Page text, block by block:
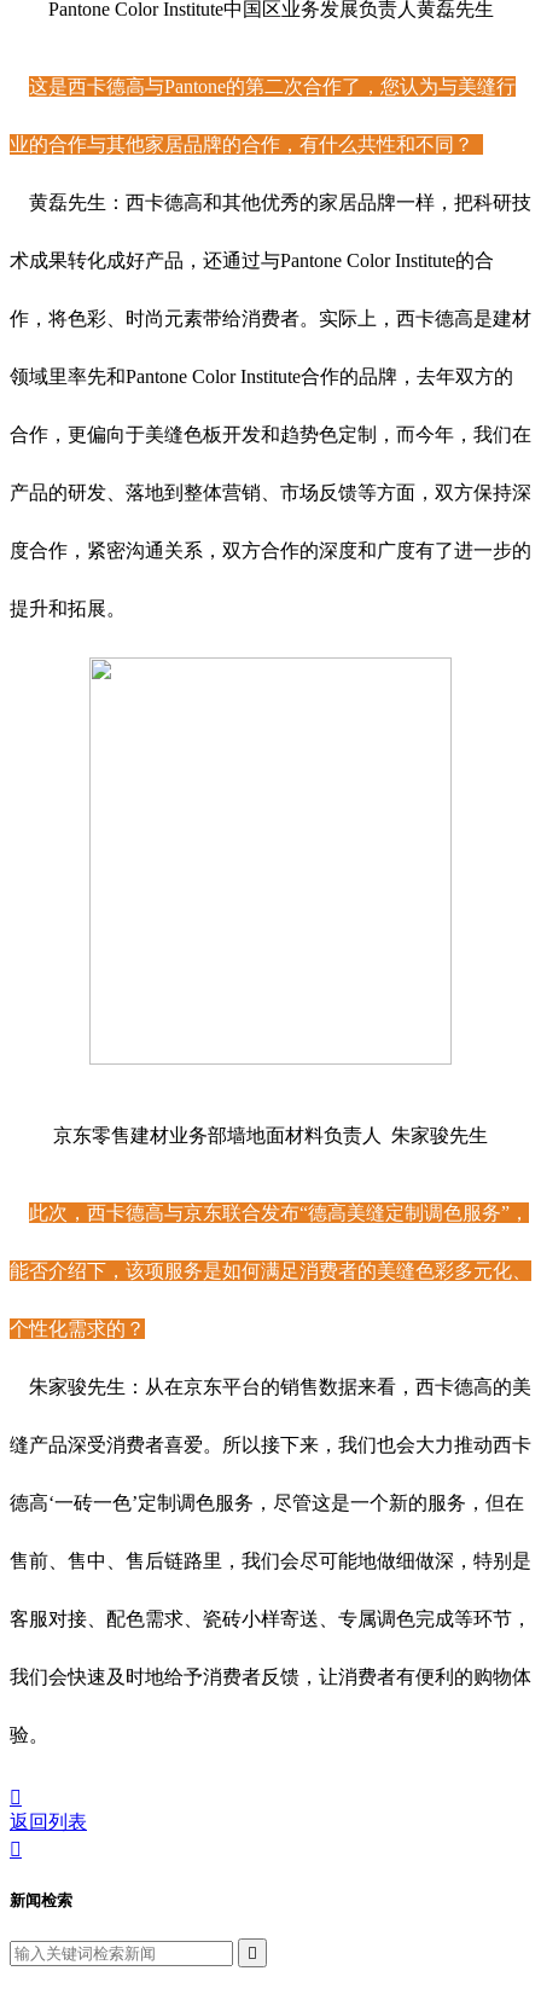
Pantone Color Institute中国区业务发展负责人黄磊先生
这是西卡德高与Pantone的第二次合作了，您认为与美缝行
业的合作与其他家居品牌的合作，有什么共性和不同？
黄磊先生：西卡德高和其他优秀的家居品牌一样，把科研技
术成果转化成好产品，还通过与Pantone Color Institute的合
作，将色彩、时尚元素带给消费者。实际上，西卡德高是建材
领域里率先和Pantone Color Institute合作的品牌，去年双方的
合作，更偏向于美缝色板开发和趋势色定制，而今年，我们在
产品的研发、落地到整体营销、市场反馈等方面，双方保持深
度合作，紧密沟通关系，双方合作的深度和广度有了进一步的
提升和拓展。
京东零售建材业务部墙地面材料负责人 朱家骏先生
此次，西卡德高与京东联合发布“德高美缝定制调色服务”，
能否介绍下，该项服务是如何满足消费者的美缝色彩多元化、
个性化需求的？
朱家骏先生：从在京东平台的销售数据来看，西卡德高的美
缝产品深受消费者喜爱。所以接下来，我们也会大力推动西卡
德高‘一砖一色’定制调色服务，尽管这是一个新的服务，但在
售前、售中、售后链路里，我们会尽可能地做细做深，特别是
客服对接、配色需求、瓷砖小样寄送、专属调色完成等环节，
我们会快速及时地给予消费者反馈，让消费者有便利的购物体
验。

返回列表

新闻检索
